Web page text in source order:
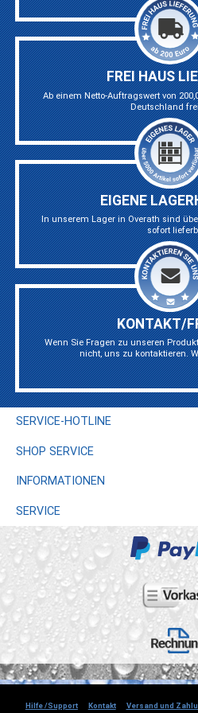
FREI HAUS
Ab einem Netto-Auftragswert von
Deutschland
EIGENE
In unserem Lager in Overath sind
sofort
KONTAKT/
Wenn Sie Fragen zu unseren
nicht, uns zu kontaktieren.
SERVICE-HOTLINE
SHOP SERVICE
INFORMATIONEN
SERVICE
Hilfe /Support Kontakt Versand und